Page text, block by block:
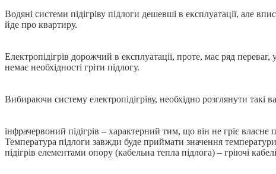
Водяні системи підігріву підлоги дешевші в експлуатації, але
йде про квартиру.
Електропідігрів дорожчий в експлуатації, проте, має ряд
немає необхідності гріти підлогу.
Вибираючи систему електропідігріву, необхідно розглянути такі
інфрачервоний підігрів – характерний тим, що він не гріє
Температура підлоги завжди буде приймати значення
підігрів елементами опору (кабельна тепла підлога) – гріючі